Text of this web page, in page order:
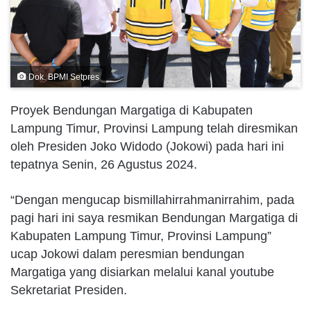
Dok. BPMI Setpres
Proyek Bendungan Margatiga di Kabupaten
Lampung Timur, Provinsi Lampung telah diresmikan
oleh Presiden Joko Widodo (Jokowi) pada hari ini
tepatnya Senin, 26 Agustus 2024.
“Dengan mengucap bismillahirrahmanirrahim, pada
pagi hari ini saya resmikan Bendungan Margatiga di
Kabupaten Lampung Timur, Provinsi Lampung”
ucap Jokowi dalam peresmian bendungan
Margatiga yang disiarkan melalui kanal youtube
Sekretariat Presiden.